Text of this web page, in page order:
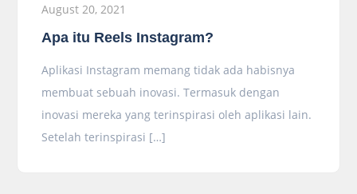
August 20, 2021
Apa itu Reels Instagram?
Aplikasi Instagram memang tidak ada habisnya
membuat sebuah inovasi. Termasuk dengan
inovasi mereka yang terinspirasi oleh aplikasi lain.
Setelah terinspirasi […]